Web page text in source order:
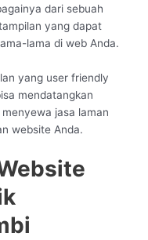
dari sebuah
yang dapat
lama di web Anda.
yang user friendly
mendatangkan
jasa laman
website Anda.